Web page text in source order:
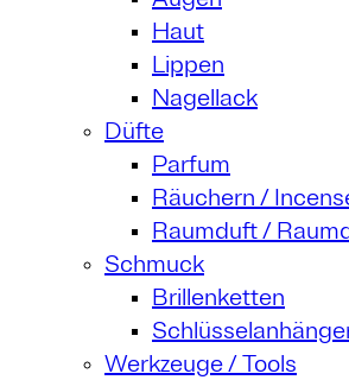
Haut
Lippen
Nagellack
Düfte
Parfum
Räuchern /
Raumduft /
Schmuck
Brillenketten
Werkzeuge / Tools